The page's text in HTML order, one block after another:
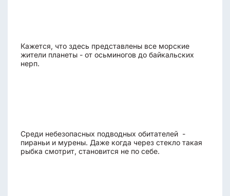
Кажется, что здесь представлены все морские
жители планеты - от осьминогов до байкальских
нерп.
Среди небезопасных подводных обитателей -
пираньи и мурены. Даже когда через стекло такая
рыбка смотрит, становится не по себе.